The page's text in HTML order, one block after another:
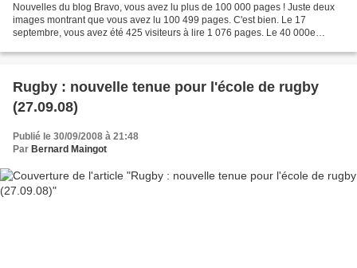
Nouvelles du blog Bravo, vous avez lu plus de 100 000 pages ! Juste deux
images montrant que vous avez lu 100 499 pages. C'est bien. Le 17
septembre, vous avez été 425 visiteurs à lire 1 076 pages. Le 40 000e
Rugby : nouvelle tenue pour l'école de rugby
(27.09.08)
Publié le 30/09/2008 à 21:48
Par Bernard Maingot